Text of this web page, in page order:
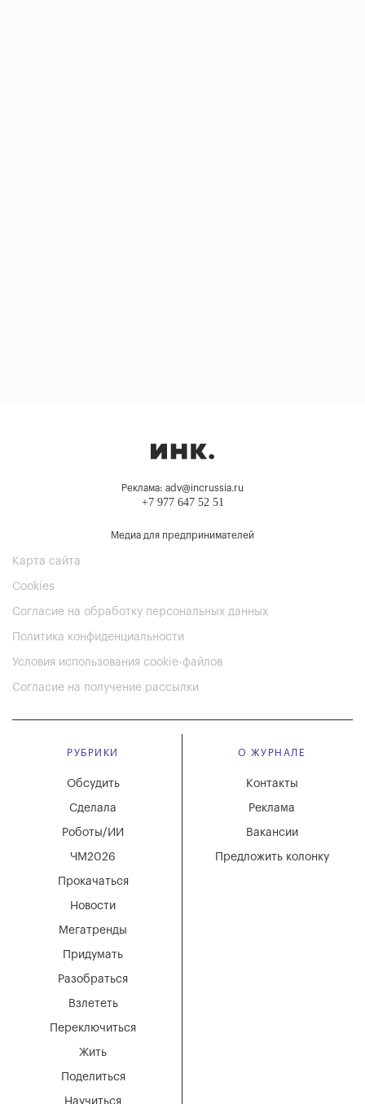
Реклама: adv@incrussia.ru
+7 977 647 52 51
Медиа для предпринимателей
Карта сайта
Cookies
Согласие на обработку персональных данных
Политика конфиденциальности
Условия использования cookie-файлов
Согласие на получение рассылки
РУБРИКИ
Мегатренды
Придумать
Разобраться
Взлететь
Новости
Переключиться
Жить
Поделиться
Обсудить
Сделала
Роботы/ИИ
ЧМ2026
Прокачаться
О ЖУРНАЛЕ
Вакансии
Реклама
Контакты
Предложить колонку